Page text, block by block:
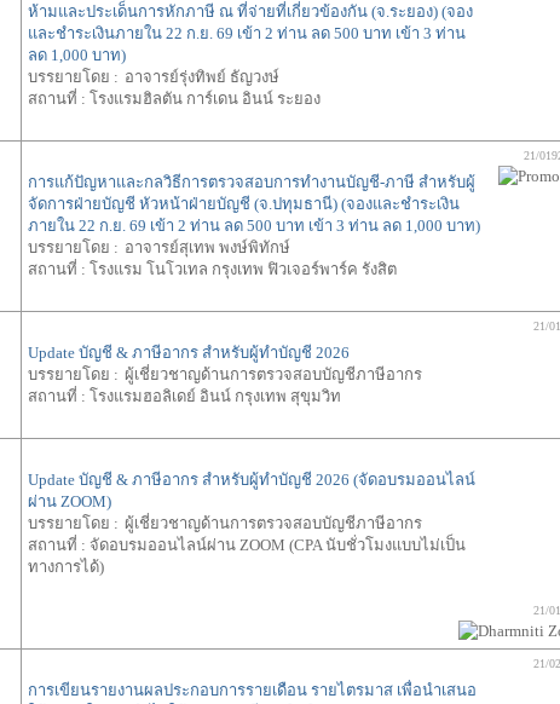
ห้ามและประเด็นการหักภาษี ณ ที่จ่ายที่เกี่ยวข้องกัน (จ.ระยอง) (จอง
และชำระเงินภายใน 22 ก.ย. 69 เข้า 2 ท่าน ลด 500 บาท เข้า 3 ท่าน
ลด 1,000 บาท)
บรรยายโดย : อาจารย์รุ่งทิพย์ ธัญวงษ์
สถานที่ : โรงแรมฮิลตัน การ์เดน อินน์ ระยอง
การแก้ปัญหาและกลวิธีการตรวจสอบการทำงานบัญชี-ภาษี สำหรับผู้
จัดการฝ่ายบัญชี หัวหน้าฝ่ายบัญชี (จ.ปทุมธานี) (จองและชำระเงิน
ภายใน 22 ก.ย. 69 เข้า 2 ท่าน ลด 500 บาท เข้า 3 ท่าน ลด 1,000 บาท)
บรรยายโดย : อาจารย์สุเทพ พงษ์พิทักษ์
สถานที่ : โรงแรม โนโวเทล กรุงเทพ ฟิวเจอร์พาร์ค รังสิต
21/
Update บัญชี & ภาษีอากร สำหรับผู้ทำบัญชี 2026
บรรยายโดย : ผู้เชี่ยวชาญด้านการตรวจสอบบัญชีภาษีอากร
สถานที่ : โรงแรมฮอลิเดย์ อินน์ กรุงเทพ สุขุมวิท
21/
Update บัญชี & ภาษีอากร สำหรับผู้ทำบัญชี 2026 (จัดอบรมออนไลน์
ผ่าน ZOOM)
บรรยายโดย : ผู้เชี่ยวชาญด้านการตรวจสอบบัญชีภาษีอากร
สถานที่ : จัดอบรมออนไลน์ผ่าน ZOOM (CPA นับชั่วโมงแบบไม่เป็น
ทางการได้)
21/
การเขียนรายงานผลประกอบการรายเดือน รายไตรมาส เพื่อนำเสนอ
21/